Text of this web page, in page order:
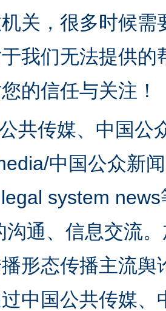
关，很多时候
我们无法提供
的信任与关注！
共传媒、中国公
中国公众新
system
沟通、信息交流
形态传播主流
中国公共传媒